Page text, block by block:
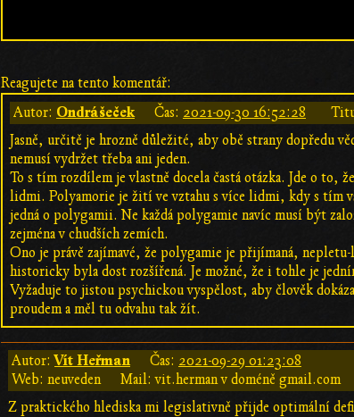
Reagujete na tento komentář:
Autor: Ondrášeček Čas: 2021-09-30 16:52:28
Jasně, určitě je hrozně důležité, aby obě strany dopředu
nemusí vydržet třeba ani jeden.
To s tím rozdílem je vlastně docela častá otázka. Jde o to,
lidmi. Polyamorie je žití ve vztahu s více lidmi, kdy s tím
jedná o polygamii. Ne každá polygamie navíc musí být
zejména v chudších zemích.
Ono je právě zajímavé, že polygamie je přijímaná,
historicky byla dost rozšířená. Je možné, že i tohle je
Vyžaduje to jistou psychickou vyspělost, aby člověk
proudem a měl tu odvahu tak žít.
Autor: Vít Heřman Čas: 2021-09-29 01:23:08
Web: neuveden
Mail: vit.herman v doméně gmail.com
Z praktického hlediska mi legislativně přijde optimální